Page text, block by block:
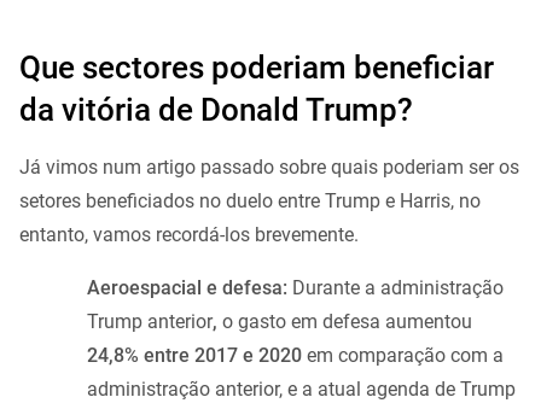
Que sectores poderiam beneficiar
da vitória de Donald Trump?
Já vimos num artigo passado sobre quais poderiam ser os
setores beneficiados no duelo entre Trump e Harris, no
entanto, vamos recordá-los brevemente.
Aeroespacial e defesa: Durante a administração
Trump anterior, o gasto em defesa aumentou
24,8% entre 2017 e 2020 em comparação com a
administração anterior, e a atual agenda de Trump